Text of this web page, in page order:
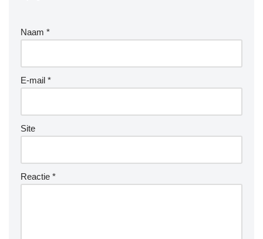
Naam *
E-mail *
Site
Reactie *